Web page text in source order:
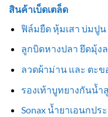
สินค้าเบ็ดเตล็ด
ฟิล์มยืด หุ้มเสา บ่มปูน
ลูกบิดหางปลา ยึดมุ้ง
ลวดผ้าม่าน และ ตะ
รองเท้าบูทยางกันน้ำ
Sonax น้ำยาเอนกปร